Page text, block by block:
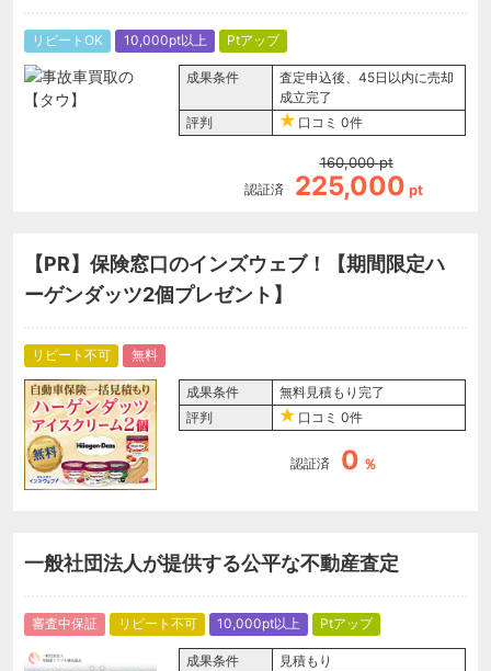
リピートOK 10,000pt以上 Ptアップ
成果条件
査定申込後、45日以内に売却
成立完了
評判
口コミ 0件
認証済
160,000 pt
225,000 pt
【PR】保険窓口のインズウェブ！【期間限定ハ
ーゲンダッツ2個プレゼント】
リピート不可 無料
成果条件
無料見積もり完了
評判
口コミ 0件
認証済 0 ％
一般社団法人が提供する公平な不動産査定
審査中保証 リピート不可 10,000pt以上 Ptアップ
成果条件
見積もり